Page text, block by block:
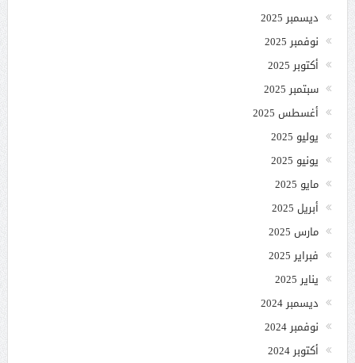
ديسمبر 2025
نوفمبر 2025
أكتوبر 2025
سبتمبر 2025
أغسطس 2025
يوليو 2025
يونيو 2025
مايو 2025
أبريل 2025
مارس 2025
فبراير 2025
يناير 2025
ديسمبر 2024
نوفمبر 2024
أكتوبر 2024